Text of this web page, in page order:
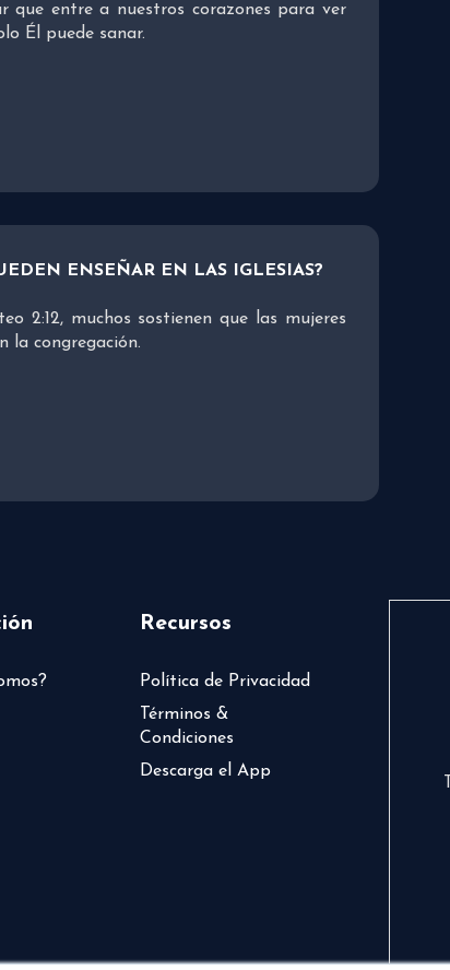
que entre a nuestros corazones para ver
Él puede sanar.
ENSEÑAR EN LAS IGLESIAS?
2:12, muchos sostienen que las mujeres
la congregación.
Recursos
Política de Privacidad
Términos &
Condiciones
Descarga el App